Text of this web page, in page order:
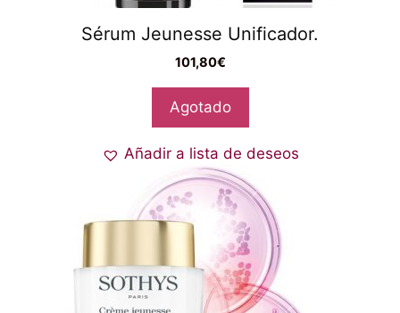
Sérum Jeunesse Unificador.
101,80€
Agotado
Añadir a lista de deseos